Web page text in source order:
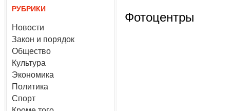
РУБРИКИ
Новости
Закон и порядок
Общество
Культура
Экономика
Политика
Спорт
Фотоцентры